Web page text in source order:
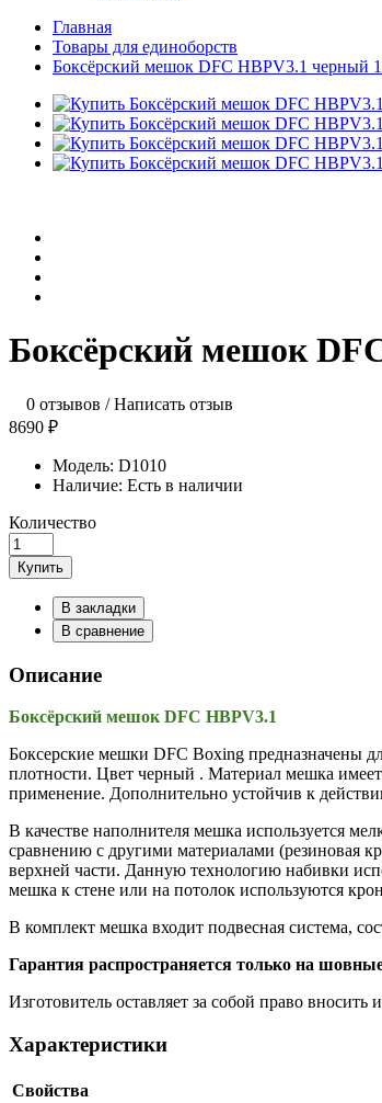
Главная
Товары для единоборств
Боксёрский мешок DFC HBPV3.1 черный
Боксёрский мешок
0 отзывов /Написать отзыв
8690 ₽
Модель: D1010
Наличие: Есть в наличии
Количество
Купить
В закладки
В сравнение
Описание
Боксёрский мешок DFC HBPV3.1
Боксерские мешки DFC Boxing предназначены
плотности. Цвет черный . Материал мешка
применение. Дополнительно устойчив к
В качестве наполнителя мешка используется
сравнению с другими материалами (резиновая
верхней части. Данную технологию набивки
мешка к стене или на потолок используются
В комплект мешка входит подвесная система,
Гарантия распространяется только на
Изготовитель оставляет за собой право
Характеристики
Свойства